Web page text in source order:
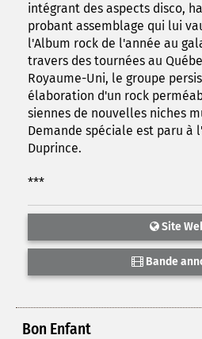
intégrant des aspects disco,
probant assemblage qui lui
l'Album rock de l'année au
travers des tournées au
Royaume-Uni, le groupe
élaboration d'un rock
siennes de nouvelles niches
Demande spéciale est paru à
Duprince.
***
Site
Bande
Bon Enfant